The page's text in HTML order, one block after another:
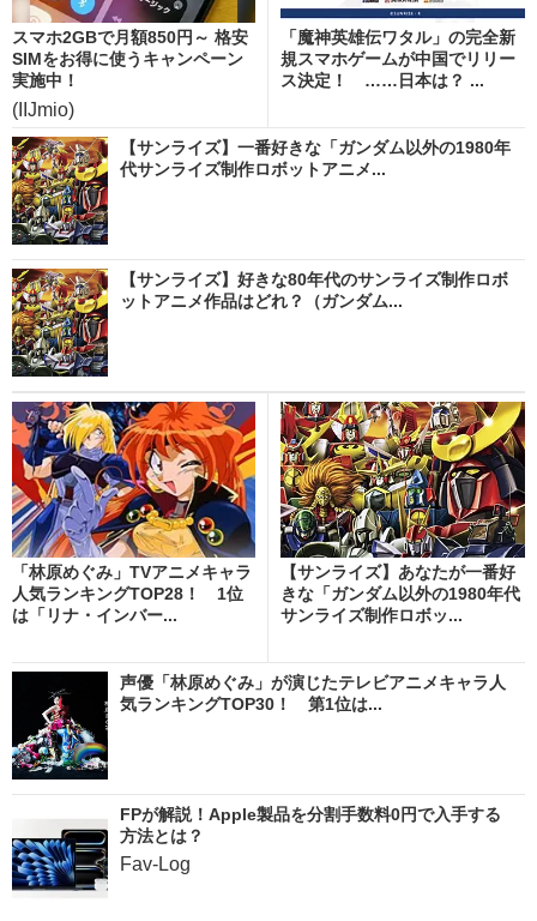
スマホ2GBで月額850円～ 格安
SIMをお得に使うキャンペーン
実施中！
(IIJmio)
「魔神英雄伝ワタル」の完全新
規スマホゲームが中国でリリー
ス決定！ ……日本は？ ...
【サンライズ】一番好きな「ガンダム以外の1980年
代サンライズ制作ロボットアニメ...
【サンライズ】好きな80年代のサンライズ制作ロボ
ットアニメ作品はどれ？（ガンダム...
「林原めぐみ」TVアニメキャラ
人気ランキングTOP28！ 1位
は「リナ・インバー...
【サンライズ】あなたが一番好
きな「ガンダム以外の1980年代
サンライズ制作ロボッ...
声優「林原めぐみ」が演じたテレビアニメキャラ人
気ランキングTOP30！ 第1位は...
FPが解説！Apple製品を分割手数料0円で入手する
方法とは？
Fav-Log